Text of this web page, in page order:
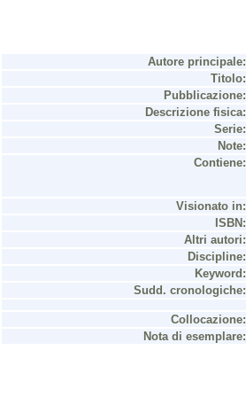
Autore principale:
Titolo:
Pubblicazione:
Descrizione fisica:
Serie:
Note:
Contiene:
Visionato in:
ISBN:
Altri autori:
Discipline:
Keyword:
Sudd. cronologiche:
Collocazione:
Nota di esemplare: